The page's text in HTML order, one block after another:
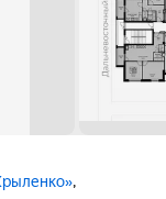
,